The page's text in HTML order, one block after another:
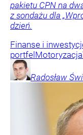
pakietu CPN na
z sondażu dla
dzień.
Finanse i
portfelMotoryzacja
Radosław